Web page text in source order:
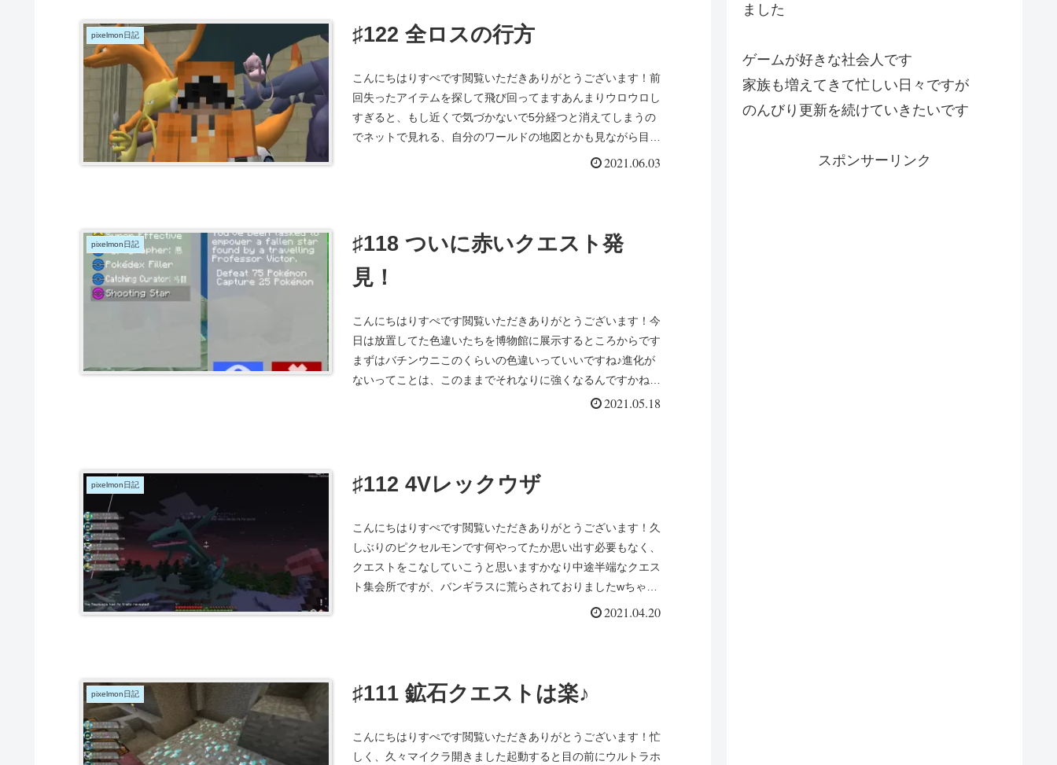
pixelmon日記 ♯122 全ロスの行方
こんにちはりすぺです閲覧いただきありがとうございます！前
回失ったアイテムを探して飛び回ってますあんまりウロウロし
すぎると、もし近くで気づかないで5分経つと消えてしまうの
でネットで見れる、自分のワールドの地図とかも見ながら目星
2021.06.03
pixelmon日記
♯118 ついに赤いクエスト発
見！
こんにちはりすぺです閲覧いただきありがとうございます！今
日は放置してた色違いたちを博物館に展示するところからです
まずはバチンウニこのくらいの色違いっていいですね♪進化が
ないってことは、このままでそれなりに強くなるんですかね次
2021.05.18
pixelmon日記 ♯112 4Vレックウザ
こんにちはりすぺです閲覧いただきありがとうございます！久
しぶりのピクセルモンです何やってたか思い出す必要もなく、
クエストをこなしていこうと思いますかなり中途半端なクエス
ト集会所ですが、バンギラスに荒らされておりましたwちゃん
2021.04.20
pixelmon日記 ♯111 鉱石クエストは楽♪
こんにちはりすぺです閲覧いただきありがとうございます！忙
しく、久々マイクラ開きました起動すると目の前にウルトラホ
ました
ゲームが好きな社会人です
家族も増えてきて忙しい日々ですが
のんびり更新を続けていきたいです
スポンサーリンク